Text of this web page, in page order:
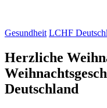
Gesundheit LCHF
Herzliche
Deutschland